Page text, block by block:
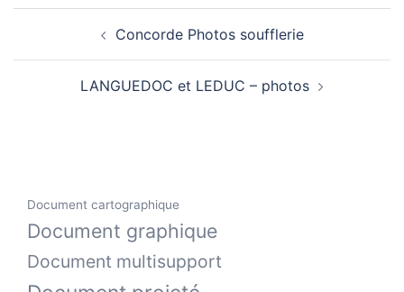
Concorde Photos soufflerie
LANGUEDOC et LEDUC – photos
Document cartographique
Document graphique
Document multisupport